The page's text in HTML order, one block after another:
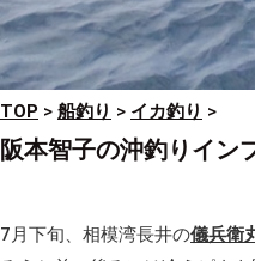
TOP > 船釣り > イカ釣り >
阪本智子の沖釣りイン
7月下旬、相模湾長井の儀兵衛